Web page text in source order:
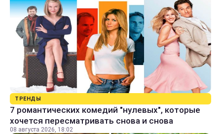
ТРЕНДЫ
7 романтических комедий "нулевых", которые
хочется пересматривать снова и снова
08 августа 2026, 18:02